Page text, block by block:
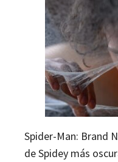
Spider-Man: Brand
de Spidey más